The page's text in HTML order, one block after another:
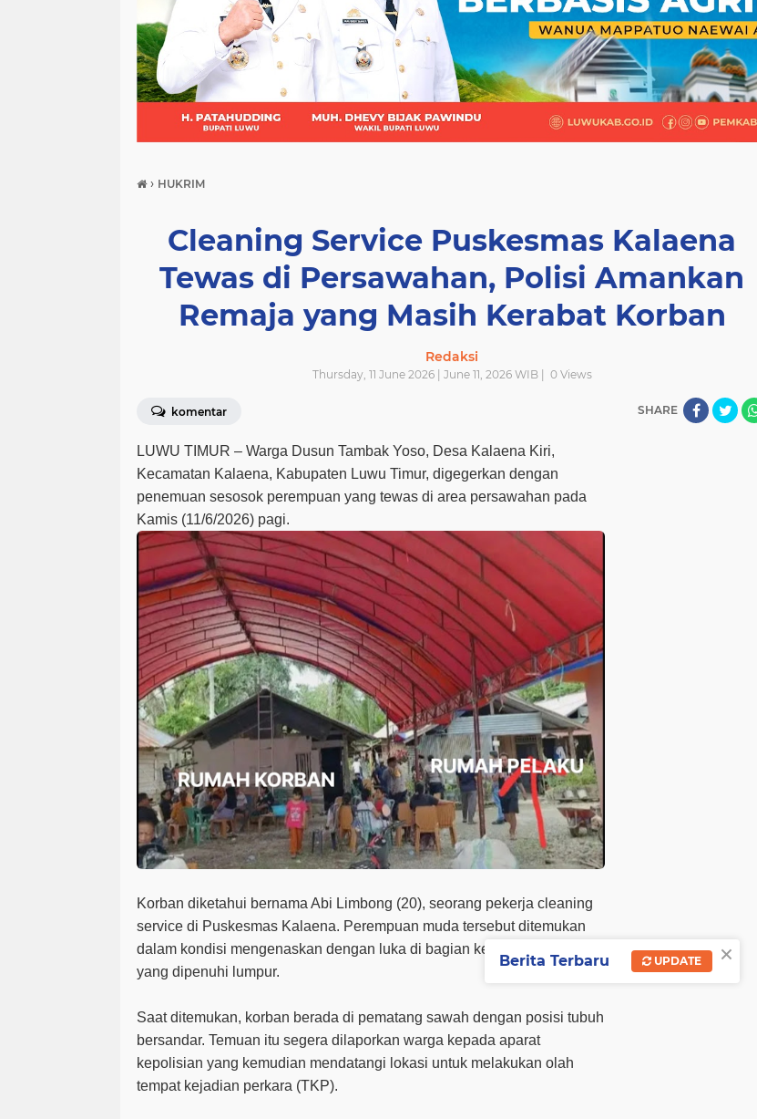
(21) (9) (7)
› HUKRIM
Cleaning Service Puskesmas Kalaena
Tewas di Persawahan, Polisi Amankan
Remaja yang Masih Kerabat Korban
Redaksi
Thursday, 11 June 2026 | June 11, 2026 WIB | 0Views
komentar SHARE
LUWU TIMUR – Warga Dusun Tambak Yoso, Desa Kalaena Kiri,
Kecamatan Kalaena, Kabupaten Luwu Timur, digegerkan dengan
penemuan sesosok perempuan yang tewas di area persawahan pada
Kamis (11/6/2026) pagi.
Korban diketahui bernama Abi Limbong (20), seorang pekerja cleaning
service di Puskesmas Kalaena. Perempuan muda tersebut ditemukan
dalam kondisi mengenaskan dengan luka di bagian kepala dan tubuh
yang dipenuhi lumpur.
Saat ditemukan, korban berada di pematang sawah dengan posisi tubuh
bersandar. Temuan itu segera dilaporkan warga kepada aparat
kepolisian yang kemudian mendatangi lokasi untuk melakukan olah
tempat kejadian perkara (TKP).
×
Berita Terbaru UPDATE